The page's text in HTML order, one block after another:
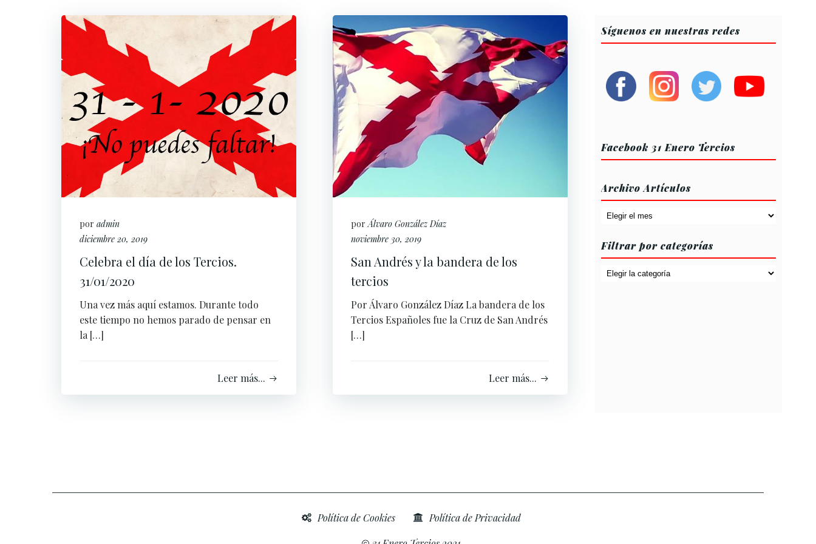
por admin
diciembre 20, 2019
Celebra el día de los Tercios.
31/01/2020
Una vez más aquí estamos. Durante todo
este tiempo no hemos parado de pensar en
la […]
Leer más...
por Álvaro González Díaz
noviembre 30, 2019
San Andrés y la bandera de los
tercios
Por Álvaro González Díaz La bandera de los
Tercios Españoles fue la Cruz de San Andrés
[…]
Leer más...
Síguenos en nuestras redes
Facebook 31 Enero Tercios
Archivo Artículos
Archivo
Filtrar por categorías
Filtrar
Política de Cookies
Política de Privacidad